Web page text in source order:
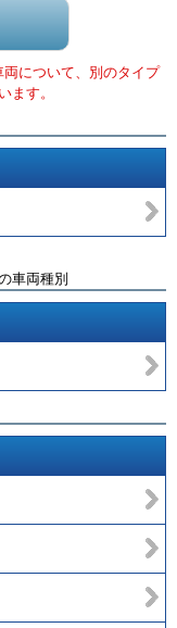
について、別のタイプ
ます。
車両種別